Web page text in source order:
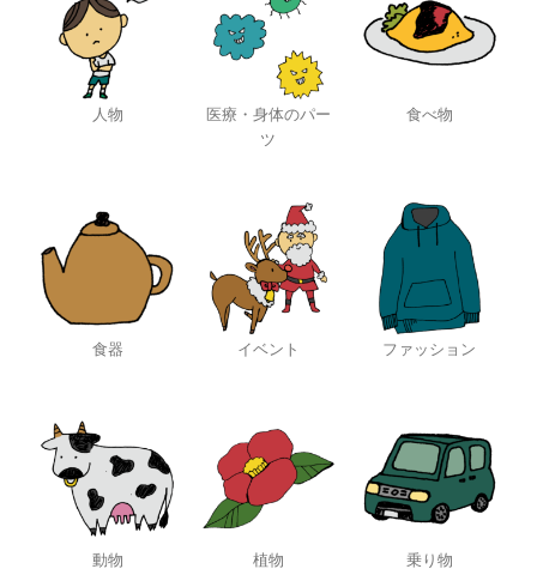
人物
医療・身体のパー
ツ
食べ物
食器 イベント ファッション
動物 植物 乗り物